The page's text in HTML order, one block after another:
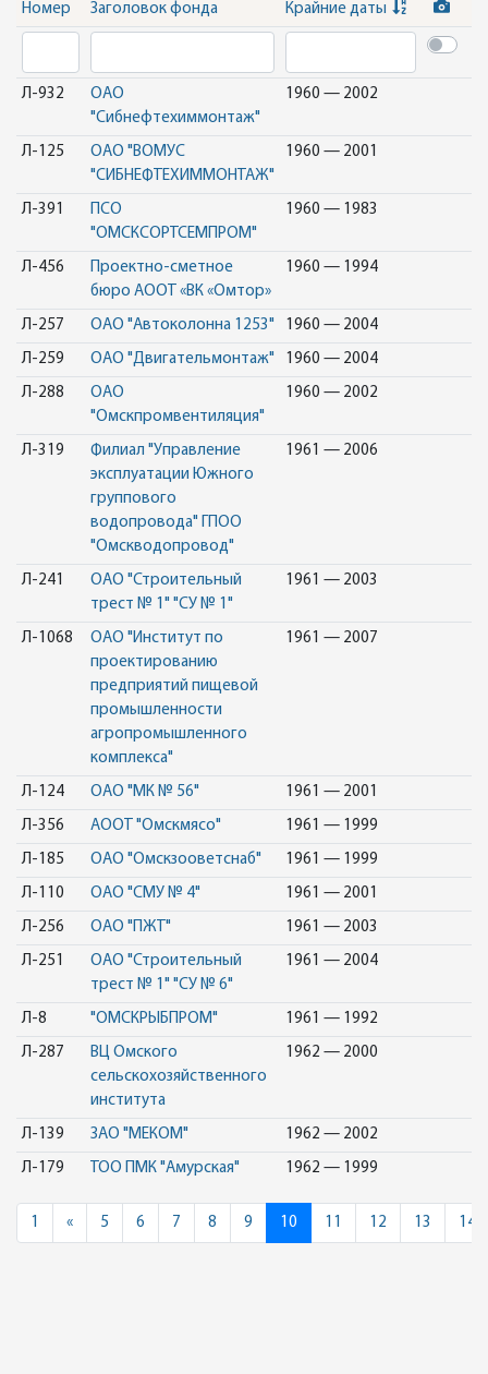
Номер Заголовок фонда Крайние даты
Л-932
ОАО
"Сибнефтехиммонтаж"
1960 — 2002
Л-125
ОАО "ВОМУС
"СИБНЕФТЕХИММОНТАЖ"
1960 — 2001
Л-391
ПСО
"ОМСКСОРТСЕМПРОМ"
1960 — 1983
Л-456
Проектно-сметное
бюро АООТ «ВК «Омтор»
1960 — 1994
Л-257 ОАО "Автоколонна 1253" 1960 — 2004
Л-259 ОАО "Двигательмонтаж" 1960 — 2004
Л-288
ОАО
"Омскпромвентиляция"
1960 — 2002
Л-319
Филиал "Управление
эксплуатации Южного
группового
водопровода" ГПОО
"Омскводопровод"
1961 — 2006
Л-241
ОАО "Строительный
трест № 1" "СУ № 1"
1961 — 2003
Л-1068
ОАО "Институт по
проектированию
предприятий пищевой
промышленности
агропромышленного
комплекса"
1961 — 2007
Л-124 ОАО "МК № 56" 1961 — 2001
Л-356 АООТ "Омскмясо" 1961 — 1999
Л-185 ОАО "Омскзооветснаб" 1961 — 1999
Л-110 ОАО "СМУ № 4" 1961 — 2001
Л-256 ОАО "ПЖТ" 1961 — 2003
Л-251
ОАО "Строительный
трест № 1" "СУ № 6"
1961 — 2004
Л-8 "ОМСКРЫБПРОМ" 1961 — 1992
Л-287
ВЦ Омского
сельскохозяйственного
института
1962 — 2000
Л-139 ЗАО "МЕКОМ" 1962 — 2002
Л-179 ТОО ПМК "Амурская" 1962 — 1999
1 «Previous
5 6 7 8 9 10 11 12 13 14